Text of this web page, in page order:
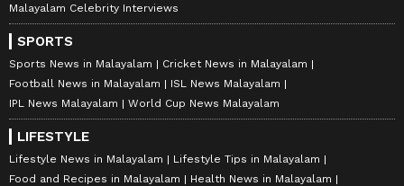
Malayalam Celebrity Interviews
SPORTS
Sports News in Malayalam
Cricket News in Malayalam
Football News in Malayalam
ISL News Malayalam
IPL News Malayalam
World Cup News Malayalam
LIFESTYLE
Lifestyle News in Malayalam
Lifestyle Tips in Malayalam
Food and Recipes in Malayalam
Health News in Malayalam